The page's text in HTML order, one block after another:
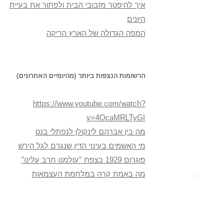
איך להיפטר מזבובי הבית ולפתור את בעיית
היונים
המפה הגדולה של הארץ הריקה
הרשומות הנצפות ביותר (מהיומיים האחרונים)
https://www.youtube.com/watch?
v=4OcaMRLTyGI
מה בין אברהם לינקולן לנפתלי בנט
מי האשמים בעינוי הדין שנגרם לגל הירש
פוגרום 1929 בצפת "עולמנו חרב עלינו"
מה באמת קרה במלחמת העצמאות